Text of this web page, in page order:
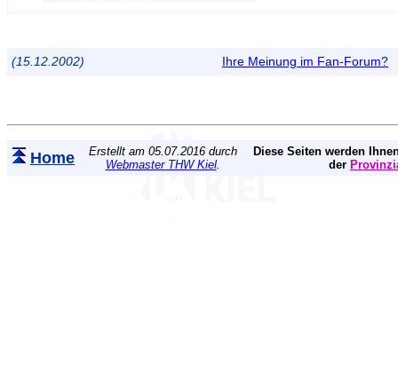
(15.12.2002) Ihre Meinung im Fan-Forum?
Home
Erstellt am 05.07.2016 durch
Webmaster THW Kiel.
Diese Seiten werden
der